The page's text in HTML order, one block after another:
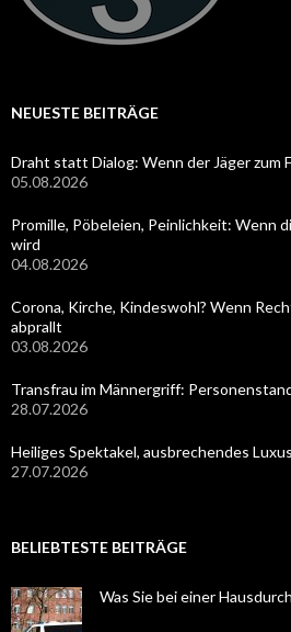
NEUESTE BEITRÄGE
Draht statt Dialog: Wenn der Jäger zum
05.08.2026
Promille, Pöbeleien, Peinlichkeit: Wenn
wird
04.08.2026
Corona, Kirche, Kindeswohl? Wenn
abprallt
03.08.2026
Transfrau im Männergriff:
28.07.2026
Heiliges Spektakel, ausbrechendes
27.07.2026
BELIEBTESTE BEITRÄGE
Was Sie bei einer